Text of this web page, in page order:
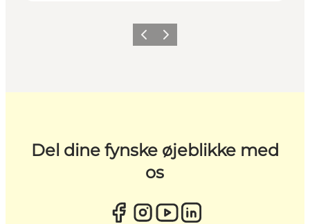
ForrigeNæste
Del dine fynske øjeblikke med
os